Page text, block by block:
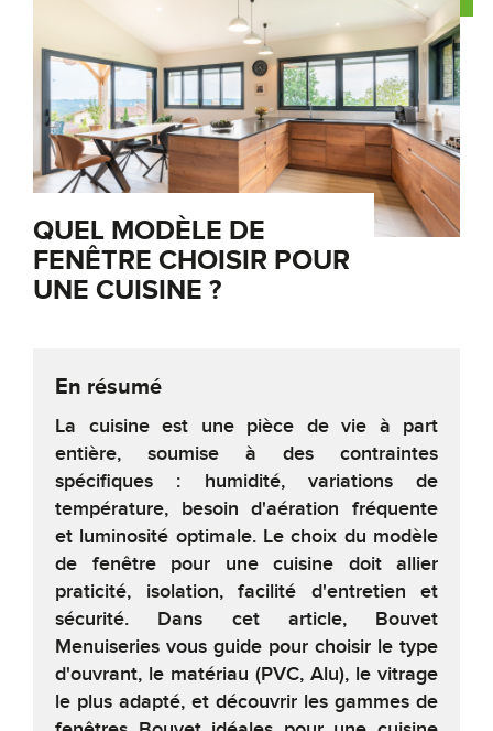
QUEL MODÈLE DE
FENÊTRE CHOISIR POUR
UNE CUISINE ?
En résumé
La cuisine est une pièce de vie à part
entière, soumise à des contraintes
spécifiques : humidité, variations de
température, besoin d'aération fréquente
et luminosité optimale. Le choix du modèle
de fenêtre pour une cuisine doit allier
praticité, isolation, facilité d'entretien et
sécurité. Dans cet article, Bouvet
Menuiseries vous guide pour choisir le type
d'ouvrant, le matériau (PVC, Alu), le vitrage
le plus adapté, et découvrir les gammes de